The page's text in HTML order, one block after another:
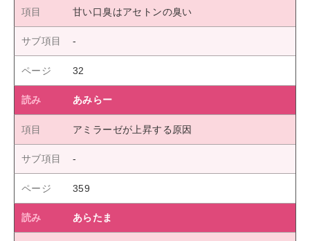
甘い口臭はアセトンの臭い
32
あみらー
アミラーゼが上昇する原因
359
あらたま